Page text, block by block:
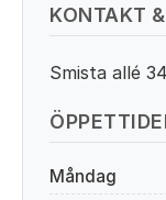
KONTAKT
Smista allé
Måndag